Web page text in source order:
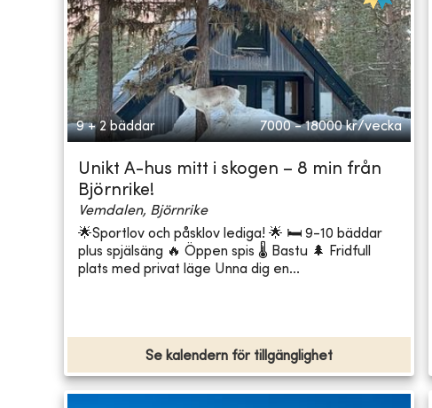
9 + 2 bäddar 7000 - 18000 kr/vecka
Unikt A-hus mitt i skogen – 8 min från
Björnrike!
Vemdalen, Björnrike
🌟Sportlov och påsklov lediga! 🌟 🛏️ 9-10 bäddar
plus spjälsäng 🔥 Öppen spis 🌡️ Bastu 🌲 Fridfull
plats med privat läge Unna dig en...
Se kalendern för tillgänglighet